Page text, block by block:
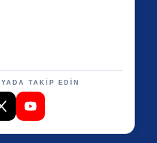
TAKİP EDİN